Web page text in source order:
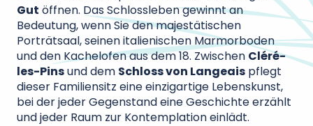
Gut öffnen. Das Schlossleben gewinnt an
Bedeutung, wenn Sie den majestätischen
Porträtsaal, seinen italienischen Marmorboden
und den Kachelofen aus dem 18. Zwischen Cléré-
les-Pinsund dem Schloss von Langeais pflegt
dieser Familiensitz eine einzigartige Lebenskunst,
bei der jeder Gegenstand eine Geschichte erzählt
und jeder Raum zur Kontemplation einlädt.